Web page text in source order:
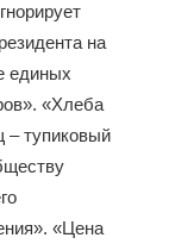
на
единых
«Хлеба
– тупиковый
«Цена